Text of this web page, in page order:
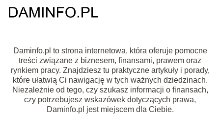
Daminfo.pl to strona internetowa, która oferuje pomocne
treści związane z biznesem, finansami, prawem oraz
rynkiem pracy. Znajdziesz tu praktyczne artykuły i porady,
które ułatwią Ci nawigację w tych ważnych dziedzinach.
Niezależnie od tego, czy szukasz informacji o finansach,
czy potrzebujesz wskazówek dotyczących prawa,
Daminfo.pl jest miejscem dla Ciebie.